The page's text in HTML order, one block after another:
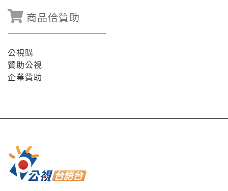
商品佮贊助
公視購
贊助公視
企業贊助